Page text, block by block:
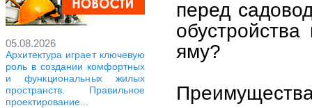
05.08.2026
Архитектура играет ключевую
роль в создании комфортных
и функциональных жилых
пространств. Правильное
проектирование...
перед
яму?